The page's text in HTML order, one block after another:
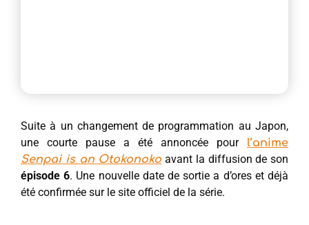
Suite à un changement de programmation au Japon,
une courte pause a été annoncée pour l’anime
Senpai is an Otokonoko avant la diffusion de son
épisode 6. Une nouvelle date de sortie a d’ores et déjà
été confirmée sur le site officiel de la série.